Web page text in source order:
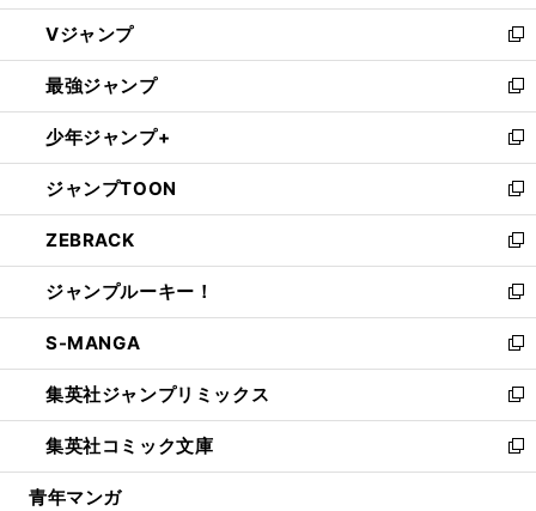
ウ
ィ
ン
ド
ウ
で
開
く
し
い
ウ
ィ
ン
ド
ウ
で
開
く
Vジャンプ
新
し
い
ウ
ィ
ン
ド
ウ
で
開
く
最強ジャンプ
新
し
い
ウ
ィ
ン
ド
ウ
で
開
く
少年ジャンプ+
新
し
い
ウ
ィ
ン
ド
ウ
で
開
く
ジャンプTOON
新
し
い
ウ
ィ
ン
ド
ウ
で
開
く
ZEBRACK
新
し
い
ウ
ィ
ン
ド
ウ
で
開
ジャンプルーキー！
新
し
い
ウ
ィ
ン
ド
ウ
S-MANGA
新
し
い
ウ
ィ
ン
集英社ジャンプリミックス
新
し
い
ウ
集英社コミック文庫
新
し
青年マンガ